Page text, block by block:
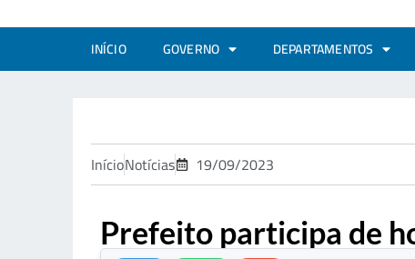
INÍCIO GOVERNO DEPARTAMENTOS
InícioNotícias 19/09/2023
Prefeito participa de